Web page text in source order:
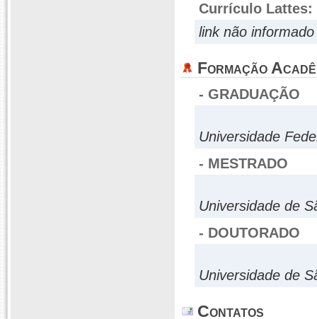
Currículo Lattes:
link não informado
Formação
- GRADUAÇÃO
Universidade
- MESTRADO
Universidade de
- DOUTORADO
Universidade de
Contatos